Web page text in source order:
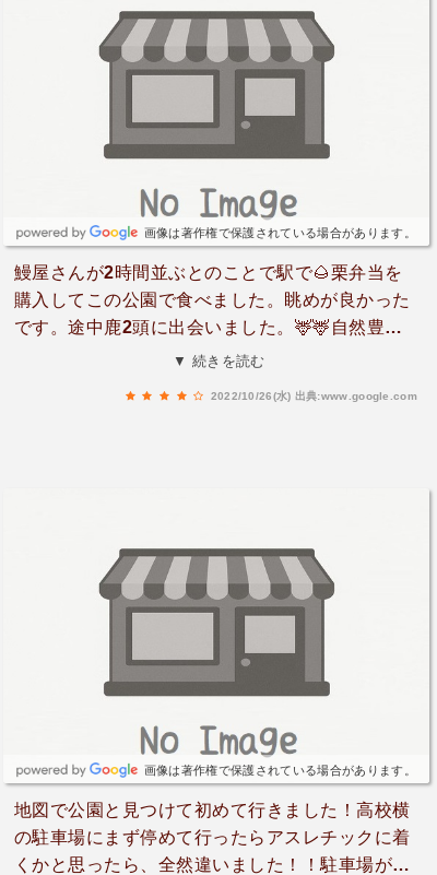
画像は著作権で保護されている場合があります。
鰻屋さんが2時間並ぶとのことで駅で🌰栗弁当を
購入してこの公園で食べました。眺めが良かった
です。途中鹿2頭に出会いました。🦌🦌自然豊か
な公園です。涼しくなればフリスビーとかも楽し
▼ 続きを読む
2022/10/26(水) 出典:www.google.com
画像は著作権で保護されている場合があります。
地図で公園と見つけて初めて行きました！高校横
の駐車場にまず停めて行ったらアスレチックに着
くかと思ったら、全然違いました！！駐車場が全